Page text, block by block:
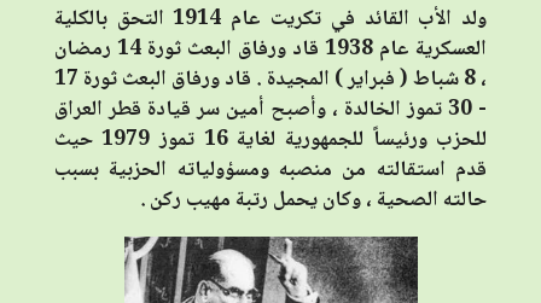
ولد الأب القائد في تكريت عام 1914 التحق بالكلية
العسكرية عام 1938 قاد ورفاق البعث ثورة 14 رمضان
، 8 شباط ( فبراير ) المجيدة . قاد ورفاق البعث ثورة 17
- 30 تموز الخالدة ، وأصبح أمين سر قيادة قطر العراق
للحزب ورئيساً للجمهورية لغاية 16 تموز 1979 حيث
قدم استقالته من منصبه ومسؤولياته الحزبية بسبب
حالته الصحية ، وكان يحمل رتبة مهيب ركن .